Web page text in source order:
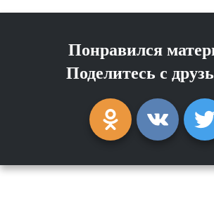
Понравился
Поделитесь с